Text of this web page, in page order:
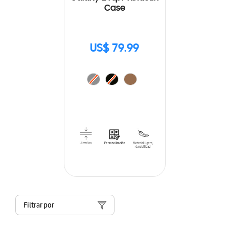
Case
US$ 79.99
Filtrar por